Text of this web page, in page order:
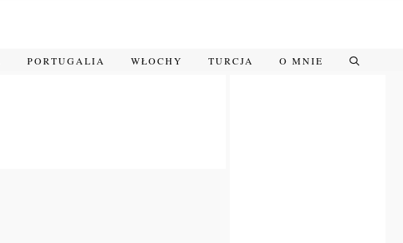
PORTUGALIA WŁOCHY TURCJA O MNIE